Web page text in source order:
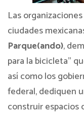
Las
ciudades
Parque(ando),
para la bicicleta”
así como los
federal, dediquen
construir espacios